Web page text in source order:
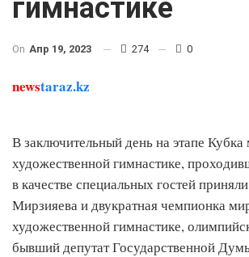
гимнастике
On Апр 19, 2023 274 0
newstaraz.kz
В заключительный день на этапе Кубка
художественной гимнастике,
в качестве специальных гостей
Мирзияева и двукратная чемпионка
художественной гимнастике,
бывший депутат Государственной